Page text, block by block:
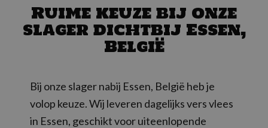
Ruime keuze bij onze
slager dichtbij Essen,
België
Bij onze slager nabij Essen, België heb je
volop keuze. Wij leveren dagelijks vers vlees
in Essen, geschikt voor uiteenlopende